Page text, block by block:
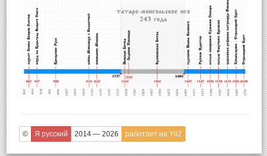
© Я русский 2014 — 2026 работает на Yii2